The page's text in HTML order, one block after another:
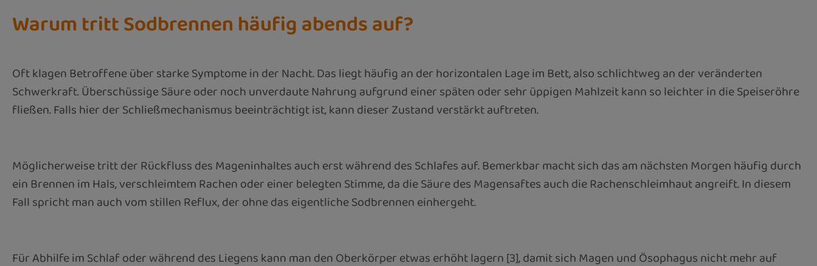
Warum tritt Sodbrennen häufig abends auf?
Oft klagen Betroffene über starke Symptome in der Nacht. Das liegt häufig an der horizontalen Lage im Bett, also schlichtweg an der veränderten
Schwerkraft. Überschüssige Säure oder noch unverdaute Nahrung aufgrund einer späten oder sehr üppigen Mahlzeit kann so leichter in die Speiseröhre
fließen. Falls hier der Schließmechanismus beeinträchtigt ist, kann dieser Zustand verstärkt auftreten.
Möglicherweise tritt der Rückfluss des Mageninhaltes auch erst während des Schlafes auf. Bemerkbar macht sich das am nächsten Morgen häufig durch
ein Brennen im Hals, verschleimtem Rachen oder einer belegten Stimme, da die Säure des Magensaftes auch die Rachenschleimhaut angreift. In diesem
Fall spricht man auch vom stillen Reflux, der ohne das eigentliche Sodbrennen einhergeht.
Für Abhilfe im Schlaf oder während des Liegens kann man den Oberkörper etwas erhöht lagern [3], damit sich Magen und Ösophagus nicht mehr auf